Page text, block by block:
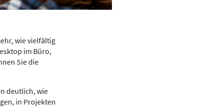
wie vielfältig
im Büro,
Sie die
deutlich, wie
in Projekten